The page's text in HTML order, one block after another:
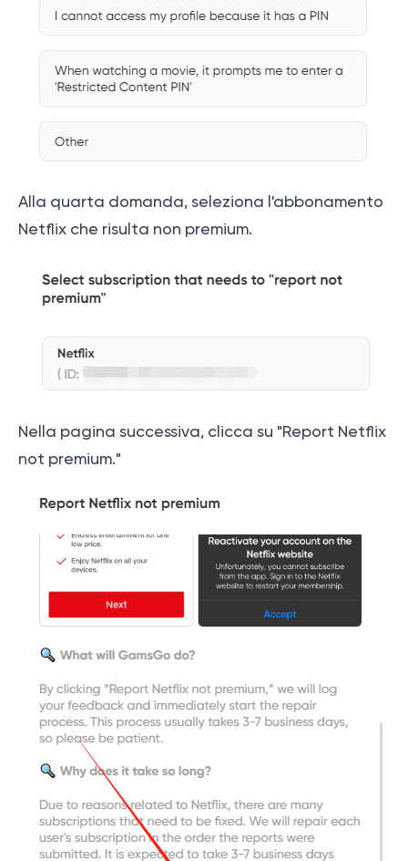
Alla quarta domanda, seleziona l'abbonamento
Netflix che risulta non premium.
Nella pagina successiva, clicca su "Report Netflix
not premium."